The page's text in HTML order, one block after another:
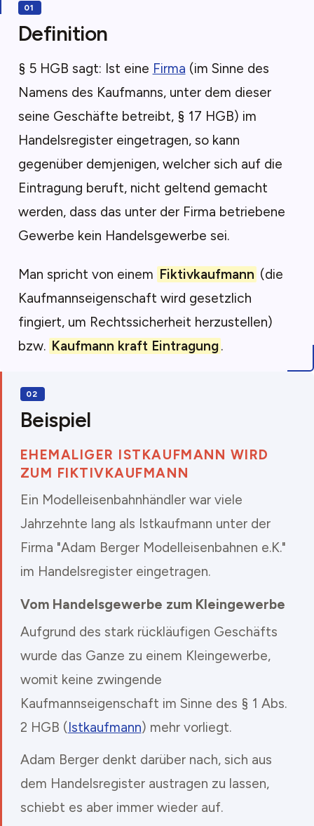
Definition
§ 5 HGB sagt: Ist eine Firma (im Sinne des
Namens des Kaufmanns, unter dem dieser
seine Geschäfte betreibt, § 17 HGB) im
Handelsregister eingetragen, so kann
gegenüber demjenigen, welcher sich auf die
Eintragung beruft, nicht geltend gemacht
werden, dass das unter der Firma betriebene
Gewerbe kein Handelsgewerbe sei.
Man spricht von einem Fiktivkaufmann (die
Kaufmannseigenschaft wird gesetzlich
fingiert, um Rechtssicherheit herzustellen)
bzw. Kaufmann kraft Eintragung.
Beispiel
EHEMALIGER ISTKAUFMANN WIRD
ZUM FIKTIVKAUFMANN
Ein Modelleisenbahnhändler war viele
Jahrzehnte lang als Istkaufmann unter der
Firma "Adam Berger Modelleisenbahnen e.K."
im Handelsregister eingetragen.
Vom Handelsgewerbe zum Kleingewerbe
Aufgrund des stark rückläufigen Geschäfts
wurde das Ganze zu einem Kleingewerbe,
womit keine zwingende
Kaufmannseigenschaft im Sinne des § 1 Abs.
2 HGB (Istkaufmann) mehr vorliegt.
Adam Berger denkt darüber nach, sich aus
dem Handelsregister austragen zu lassen,
schiebt es aber immer wieder auf.